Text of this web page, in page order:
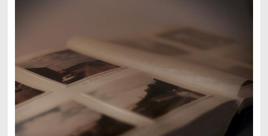
moskiewskie, W 1667 r. Dyneburg został stolicą
województwa inflanckiego. W 1691 r. w Dyneburgu
stacjonował polski garnizon liczący prawie 1200 ludzi.
W 1710 r. miasto ucierpiało w wyniku zarazy, a w
twierdzy zmarli prawie wszyscy żołnierze. Po I rozbiorze
włączony do Rosji. Podczas insurekcji kościuszkowskiej
zajęty przez oddziały hetmana Michała Ogińskiego.
Budowa W XIX w. linii kolejowych do Petersburga, Rygi,
Warszawy, Orła i Szawli , Dyneburg stał się ważnym
węzłem komunikacyjnym.